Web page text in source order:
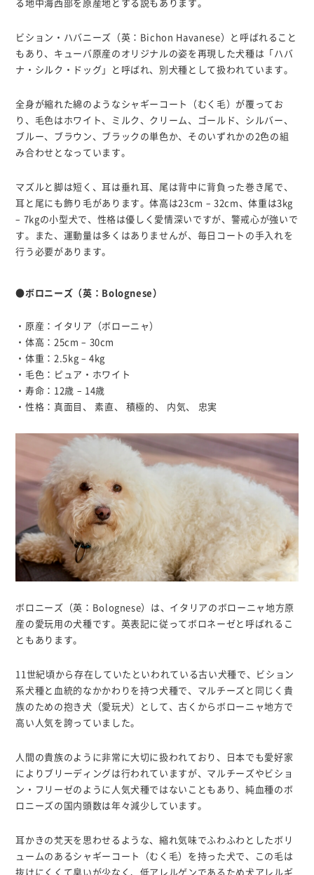
る地中海西部を原産地とする説もあります。
ビション・ハバニーズ（英：Bichon Havanese）と呼ばれること
もあり、キューバ原産のオリジナルの姿を再現した犬種は「ハバ
ナ・シルク・ドッグ」と呼ばれ、別犬種として扱われています。
全身が縮れた綿のようなシャギーコート（むく毛）が覆ってお
り、毛色はホワイト、ミルク、クリーム、ゴールド、シルバー、
ブルー、ブラウン、ブラックの単色か、そのいずれかの2色の組
み合わせとなっています。
マズルと脚は短く、耳は垂れ耳、尾は背中に背負った巻き尾で、
耳と尾にも飾り毛があります。体高は23cm – 32cm、体重は3kg
– 7kgの小型犬で、性格は優しく愛情深いですが、警戒心が強いで
す。また、運動量は多くはありませんが、毎日コートの手入れを
行う必要があります。
●ボロニーズ（英：Bolognese）
・原産：イタリア（ボローニャ）
・体高：25cm – 30cm
・体重：2.5kg – 4kg
・毛色：ピュア・ホワイト
・寿命：12歳 – 14歳
・性格：真面目、 素直、 積極的、 内気、 忠実
ボロニーズ（英：Bolognese）は、イタリアのボローニャ地方原
産の愛玩用の犬種です。英表記に従ってボロネーゼと呼ばれるこ
ともあります。
11世紀頃から存在していたといわれている古い犬種で、ビション
系犬種と血統的なかかわりを持つ犬種で、マルチーズと同じく貴
族のための抱き犬（愛玩犬）として、古くからボローニャ地方で
高い人気を誇っていました。
人間の貴族のように非常に大切に扱われており、日本でも愛好家
によりブリーディングは行われていますが、マルチーズやビショ
ン・フリーゼのように人気犬種ではないこともあり、純血種のボ
ロニーズの国内頭数は年々減少しています。
耳かきの梵天を思わせるような、縮れ気味でふわふわとしたボリ
ュームのあるシャギーコート（むく毛）を持った犬で、この毛は
抜けにくくて臭いが少なく、低アレルゲンであるため犬アレルギ